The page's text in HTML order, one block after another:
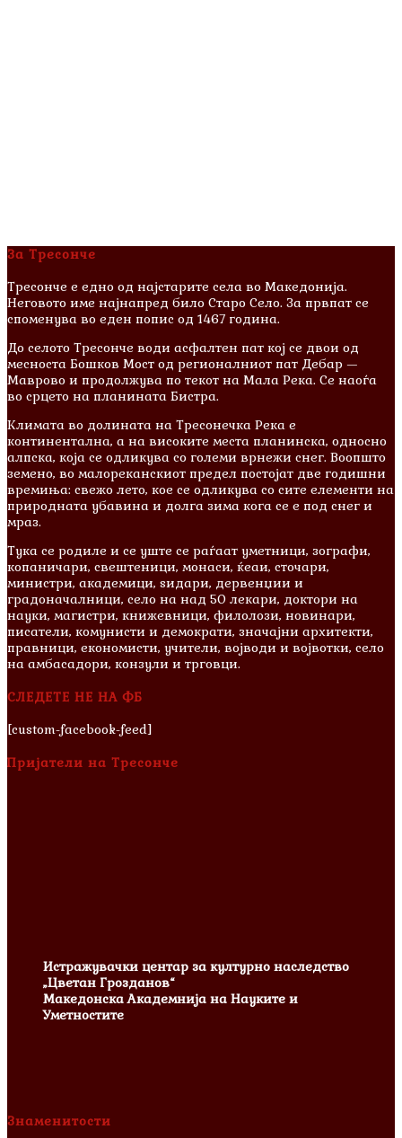
За Тресонче
Тресонче е едно од најстарите села во Македонија.
Неговото име најнапред било Старо Село. За првпат се
споменува во еден попис од 1467 година.
До селото Тресонче води асфалтен пат кој се двои од
месноста Бошков Мост од регионалниот пат Дебар —
Маврово и продолжува по текот на Мала Река. Се наоѓа
во срцето на планината Бистра.
Климата во долината на Тресонечка Река е
континентална, а на високите места планинска, односно
алпска, која се одликува со големи врнежи снег. Воопшто
земено, во малореканскиот предел постојат две годишни
времиња: свежо лето, кое се одликува со сите елементи на
природната убавина и долга зима кога се е под снег и
мраз.
Тука се родиле и сe уште се раѓаат уметници, зографи,
копаничари, свештеници, монаси, ќеаи, сточари,
министри, академици, ѕидари, дервенџии и
градоначалници, село на над 50 лекари, доктори на
науки, магистри, книжевници, филолози, новинари,
писатели, комунисти и демократи, значајни архитекти,
правници, економисти, учители, војводи и војвотки, село
на амбасадори, конзули и трговци.
СЛЕДЕТЕ НЕ НА ФБ
[custom-facebook-feed]
Пријатели на Тресонче
Истражувачки центар за културно наследство
„Цветан Грозданов“
Македонска Академнија на Науките и
Уметностите
Знаменитости